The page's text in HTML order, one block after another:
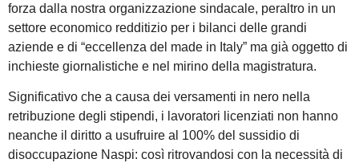
forza dalla nostra organizzazione sindacale, peraltro in un
settore economico redditizio per i bilanci delle grandi
aziende e di “eccellenza del made in Italy” ma già oggetto di
inchieste giornalistiche e nel mirino della magistratura.
Significativo che a causa dei versamenti in nero nella
retribuzione degli stipendi, i lavoratori licenziati non hanno
neanche il diritto a usufruire al 100% del sussidio di
disoccupazione Naspi: così ritrovandosi con la necessità di